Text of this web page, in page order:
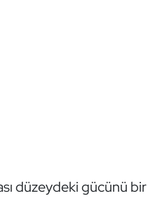
düzeydeki gücünü bir